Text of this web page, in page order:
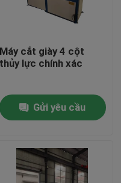
Máy cắt giày 4 cột
thủy lực chính xác
Gửi yêu cầu